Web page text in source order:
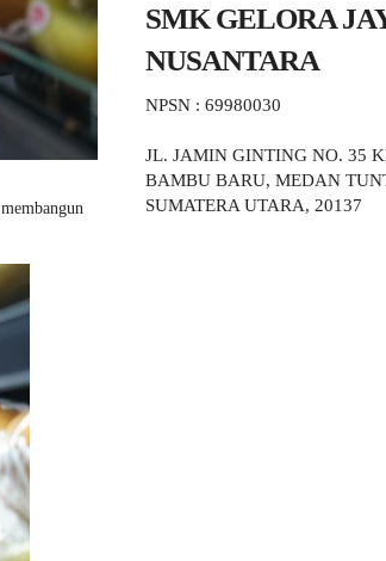
SMK GELORA
NUSANTARA
NPSN : 69980030
JL. JAMIN GINTING NO. 35
BAMBU BARU, MEDAN
SUMATERA UTARA, 20137